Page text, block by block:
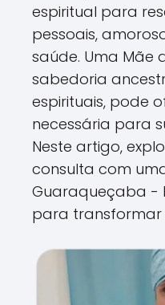
espiritual para
pessoais,
saúde. Uma Mãe
sabedoria
espirituais, pode
necessária para
Neste artigo,
consulta com
Guaraqueçaba -
para transformar